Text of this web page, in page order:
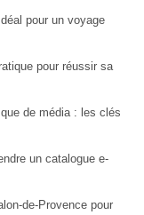
pour un voyage
pour réussir sa
de média : les clés
un catalogue e-
de-Provence pour